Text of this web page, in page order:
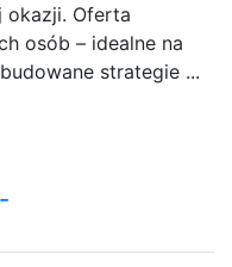
okazji. Oferta
osób – idealne na
strategie ...